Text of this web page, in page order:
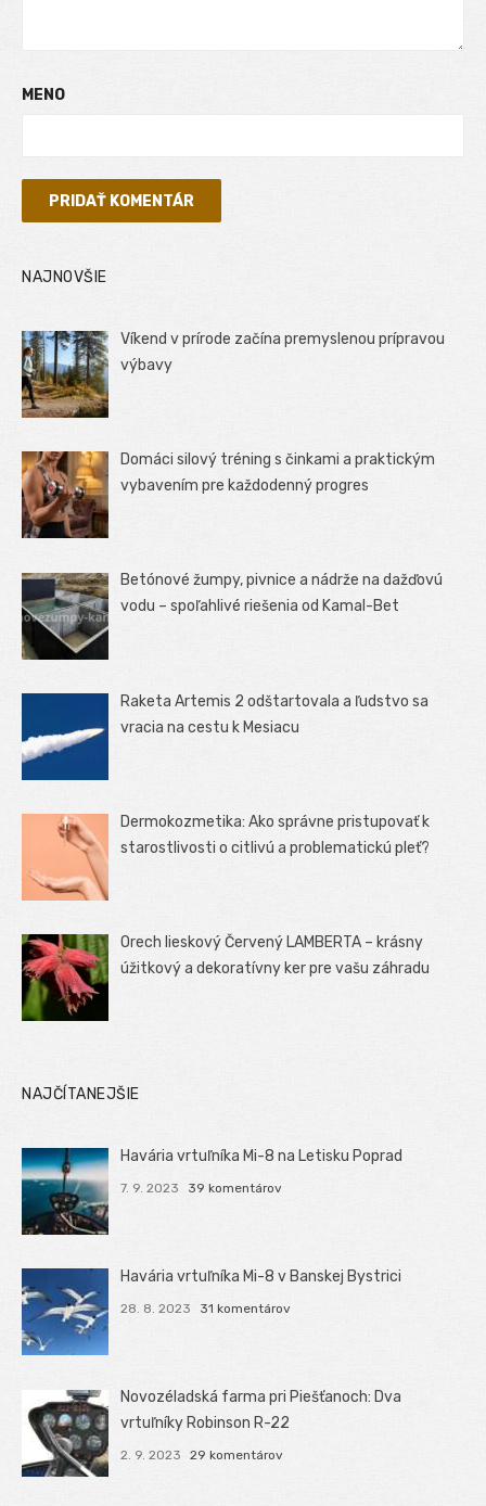
MENO
NAJNOVŠIE
Víkend v prírode začína premyslenou prípravou
výbavy
Domáci silový tréning s činkami a praktickým
vybavením pre každodenný progres
Betónové žumpy, pivnice a nádrže na dažďovú
vodu – spoľahlivé riešenia od Kamal-Bet
Raketa Artemis 2 odštartovala a ľudstvo sa
vracia na cestu k Mesiacu
Dermokozmetika: Ako správne pristupovať k
starostlivosti o citlivú a problematickú pleť?
Orech lieskový Červený LAMBERTA – krásny
úžitkový a dekoratívny ker pre vašu záhradu
NAJČÍTANEJŠIE
Havária vrtuľníka Mi-8 na Letisku Poprad
7. 9. 2023 39 komentárov
Havária vrtuľníka Mi-8 v Banskej Bystrici
28. 8. 2023 31 komentárov
Novozéladská farma pri Piešťanoch: Dva
vrtuľníky Robinson R-22
2. 9. 2023 29 komentárov